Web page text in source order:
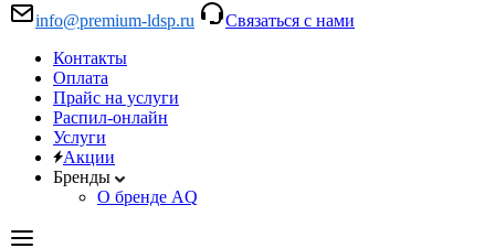
info@premium-ldsp.ru
Связаться с нами
Контакты
Оплата
Прайс на услуги
Распил-онлайн
Услуги
Акции
Бренды
О бренде AQ